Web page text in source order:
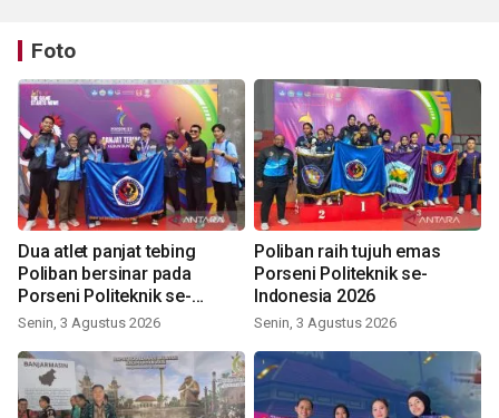
Foto
Dua atlet panjat tebing
Poliban bersinar pada
Porseni Politeknik se-
Indonesia 2026
Senin, 3 Agustus 2026
Poliban raih tujuh emas
Porseni Politeknik se-
Indonesia 2026
Senin, 3 Agustus 2026